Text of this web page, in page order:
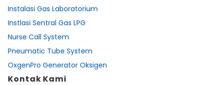
Instalasi Gas Laboratorium
Instlasi Sentral Gas LPG
Nurse Call System
Pneumatic Tube System
OxgenPro Generator Oksigen
Kontak Kami